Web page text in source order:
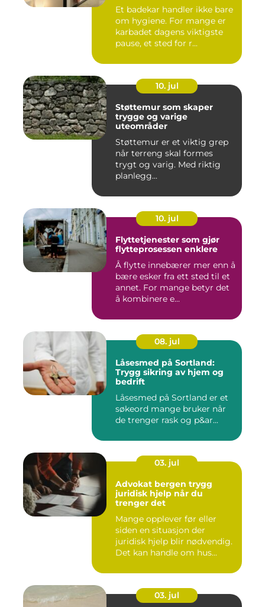
Et badekar handler ikke bare
om hygiene. For mange er
karbadet dagens viktigste
pause, et sted for r...
10. jul
Støttemur som skaper
trygge og varige
uteområder
Støttemur er et viktig grep
når terreng skal formes
trygt og varig. Med riktig
planlegg...
10. jul
Flyttetjenester som gjør
flytteprosessen enklere
Å flytte innebærer mer enn å
bære esker fra ett sted til et
annet. For mange betyr det
å kombinere e...
08. jul
Låsesmed på Sortland:
Trygg sikring av hjem og
bedrift
Låsesmed på Sortland er et
søkeord mange bruker når
de trenger rask og p&ar...
03. jul
Advokat bergen trygg
juridisk hjelp når du
trenger det
Mange opplever før eller
siden en situasjon der
juridisk hjelp blir nødvendig.
Det kan handle om hus...
03. jul